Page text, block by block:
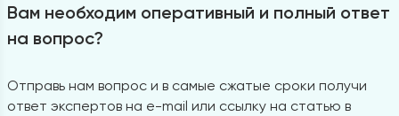
Вам необходим оперативный и полный ответ
на вопрос?
Отправь нам вопрос и в самые сжатые сроки получи
ответ экспертов на e-mail или ссылку на статью в